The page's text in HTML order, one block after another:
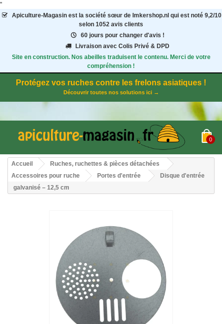
"
Apiculture-Magasinest la société sœur de Imkershop.nl qui est noté 9,2/10
selon 1052 avis clients
60 jours pour changer d'avis !
Livraison avec Colis Privé & DPD
Site en construction. Nos abeilles traduisent le contenu. Merci de votre
compréhension !
Protégez vos ruches contre les frelons asiatiques !
Découvrir toutes nos solutions ici →
0
Accueil
Ruches, ruchettes & pièces détachées
Accessoires pour ruche
Portes d'entrée
Disque d'entrée
galvanisé – 12,5 cm